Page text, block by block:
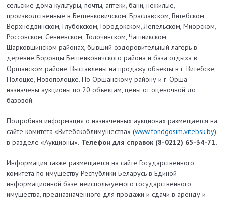
сельские дома культуры, почты, аптеки, бани, нежилые,
производственные в Бешенковичском, Браславском, Витебском,
Верхнедвинском, Глубокском, Городокском, Лепельском, Миорском,
Россонском, Сенненском, Толочинском, Чашникском,
Шарковщинском районах, бывший оздоровительный лагерь в
деревне Боровцы Бешенковичского района и база отдыха в
Оршанском районе. Выставлены на продажу объекты в г. Витебске,
Полоцке, Новополоцке. По Оршанскому району и г. Орша
назначены аукционы по 20 объектам, цены от оценочной до
базовой.
Подробная информация о назначенных аукционах размещается на
сайте комитета «Витебскоблимущества» (www.fondgosim.vitebsk.by)
в разделе «Аукционы». Телефон для справок (8-0212) 65-34-71.
Информация также размещается на сайте Государственного
комитета по имуществу Республики Беларусь в Единой
информационной базе неиспользуемого государственного
имущества, предназначенного для продажи и сдачи в аренду и